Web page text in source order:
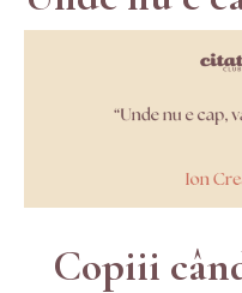
Copiii